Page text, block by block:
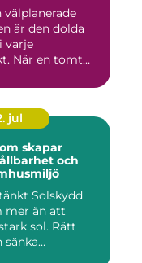
är den dolda
varje
När en tomt
jul
skapar
och
Solskydd
mer än att
sol. Rätt
sänka